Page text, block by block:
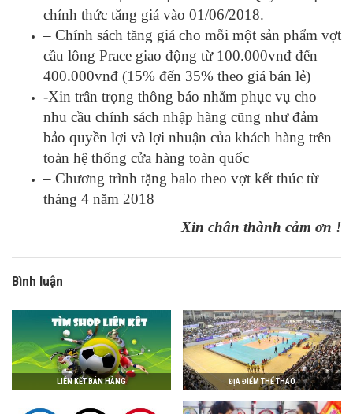
chính thức tăng giá vào 01/06/2018.
– Chính sách tăng giá cho mỗi một sản phẩm vợt
cầu lông Prace giao động từ 100.000vnđ đến
400.000vnđ (15% đến 35% theo giá bán lẻ)
-Xin trân trọng thông báo nhằm phục vụ cho
nhu cầu chính sách nhập hàng cũng như đảm
bảo quyền lợi và lợi nhuận của khách hàng trên
toàn hệ thống cửa hàng toàn quốc
– Chương trình tặng balo theo vợt kết thúc từ
tháng 4 năm 2018
Xin chân thành cảm ơn !
Bình luận
LIÊN KẾT BÁN HÀNG ĐỊA ĐIỂM THỂ THAO